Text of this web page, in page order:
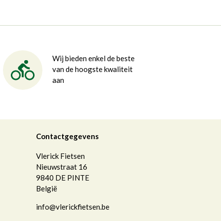
Wij bieden enkel de beste
van de hoogste kwaliteit
aan
Contactgegevens
Vlerick Fietsen
Nieuwstraat 16
9840 DE PINTE
België
info@vlerickfietsen.be